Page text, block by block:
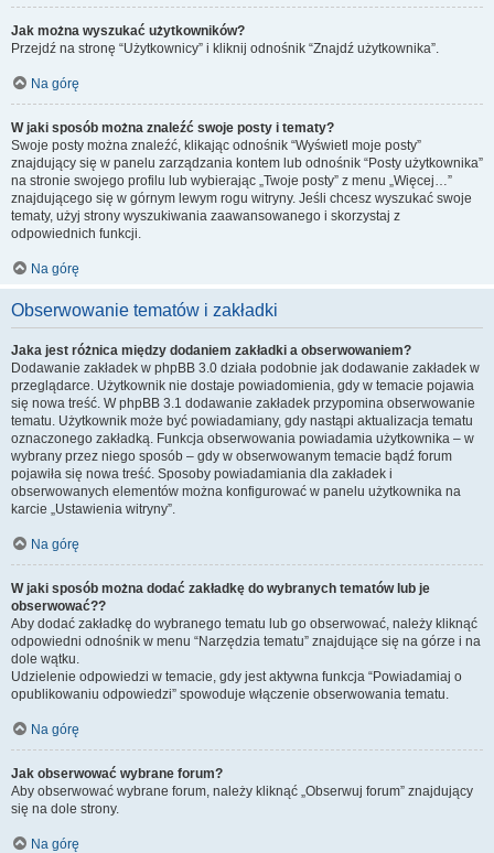
Jak można wyszukać użytkowników?
Przejdź na stronę “Użytkownicy” i kliknij odnośnik “Znajdź użytkownika”.
Na górę
W jaki sposób można znaleźć swoje posty i tematy?
Swoje posty można znaleźć, klikając odnośnik “Wyświetl moje posty”
znajdujący się w panelu zarządzania kontem lub odnośnik “Posty użytkownika”
na stronie swojego profilu lub wybierając „Twoje posty” z menu „Więcej…”
znajdującego się w górnym lewym rogu witryny. Jeśli chcesz wyszukać swoje
tematy, użyj strony wyszukiwania zaawansowanego i skorzystaj z
odpowiednich funkcji.
Na górę
Obserwowanie tematów i zakładki
Jaka jest różnica między dodaniem zakładki a obserwowaniem?
Dodawanie zakładek w phpBB 3.0 działa podobnie jak dodawanie zakładek w
przeglądarce. Użytkownik nie dostaje powiadomienia, gdy w temacie pojawia
się nowa treść. W phpBB 3.1 dodawanie zakładek przypomina obserwowanie
tematu. Użytkownik może być powiadamiany, gdy nastąpi aktualizacja tematu
oznaczonego zakładką. Funkcja obserwowania powiadamia użytkownika – w
wybrany przez niego sposób – gdy w obserwowanym temacie bądź forum
pojawiła się nowa treść. Sposoby powiadamiania dla zakładek i
obserwowanych elementów można konfigurować w panelu użytkownika na
karcie „Ustawienia witryny”.
Na górę
W jaki sposób można dodać zakładkę do wybranych tematów lub je
obserwować??
Aby dodać zakładkę do wybranego tematu lub go obserwować, należy kliknąć
odpowiedni odnośnik w menu “Narzędzia tematu” znajdujące się na górze i na
dole wątku.
Udzielenie odpowiedzi w temacie, gdy jest aktywna funkcja “Powiadamiaj o
opublikowaniu odpowiedzi” spowoduje włączenie obserwowania tematu.
Na górę
Jak obserwować wybrane forum?
Aby obserwować wybrane forum, należy kliknąć „Obserwuj forum” znajdujący
się na dole strony.
Na górę